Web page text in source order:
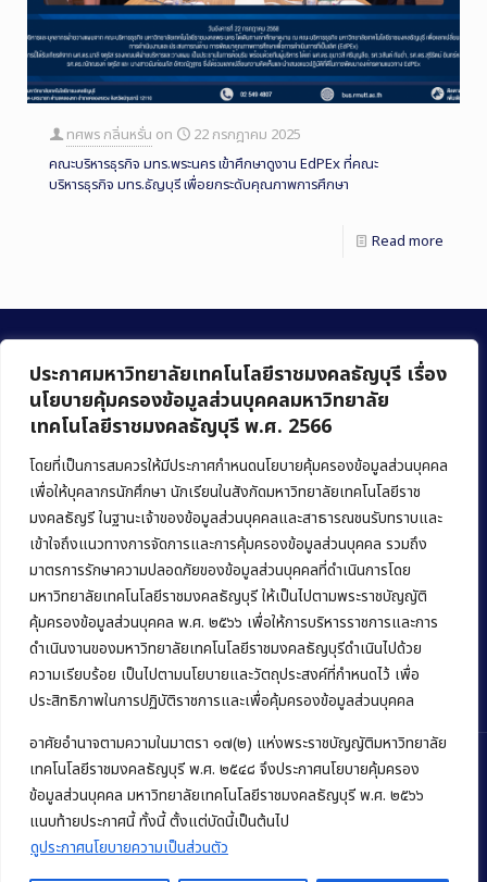
ประกาศมหาวิทยาลัยเทคโนโลยีราชมงคลธัญบุรี เรื่อง
นโยบายคุ้มครองข้อมูลส่วนบุคคลมหาวิทยาลัย
เทคโนโลยีราชมงคลธัญบุรี พ.ศ. 2566
โดยที่เป็นการสมควรให้มีประกาศกำหนดนโยบายคุ้มครองข้อมูลส่วนบุคคล
เพื่อให้บุคลากรนักศึกษา นักเรียนในสังกัดมหาวิทยาลัยเทคโนโลยีราช
มงคลธัญรี ในฐานะเจ้าของข้อมูลส่วนบุคคลและสาธารณชนรับทราบและ
เข้าใจถึงแนวทางการจัดการและการคุ้มครองข้อมูลส่วนบุคคล รวมถึง
มาตรการรักษาความปลอดภัยของข้อมูลส่วนบุคคลที่ดำเนินการโดย
มหาวิทยาลัยเทคโนโลยีราชมงคลธัญบุรี ให้เป็นไปตามพระราชบัญญัติ
คุ้มครองข้อมูลส่วนบุคคล พ.ศ. ๒๕๖๖ เพื่อให้การบริหารราชการและการ
ดำเนินงานของมหาวิทยาลัยเทคโนโลยีราชมงคลธัญบุรีดำเนินไปด้วย
ความเรียบร้อย เป็นไปตามนโยบายและวัตถุประสงค์ที่กำหนดไว้ เพื่อ
ประสิทธิภาพในการปฏิบัติราชการและเพื่อคุ้มครองข้อมูลส่วนบุคคล
อาศัยอำนาจตามความในมาตรา ๑๗(๒) แห่งพระราชบัญญัติมหาวิทยาลัย
เทคโนโลยีราชมงคลธัญบุรี พ.ศ. ๒๕๔๘ จึงประกาศนโยบายคุ้มครอง
ข้อมูลส่วนบุคคล มหาวิทยาลัยเทคโนโลยีราชมงคลธัญบุรี พ.ศ. ๒๕๖๖
แนบท้ายประกาศนี้ ทั้งนี้ ตั้งแต่บัดนี้เป็นต้นไป
ดูประกาศนโยบายความเป็นส่วนตัว
ทศพร กลิ่นหรั่น on
22 กรกฎาคม 2025
คณะบริหารธุรกิจ มทร.พระนคร เข้าศึกษาดูงาน EdPEx ที่คณะ
บริหารธุรกิจ มทร.ธัญบุรี เพื่อยกระดับคุณภาพการศึกษา
Read more
คณะบริหารธุรกิจ
มหาวิทยาลัยเทคโนโลยีราชมงคลธัญบุรี
39 หมู่ 1 ถนนรังสิต-นครนายก ตำบลคลองหก
อำเภอคลองหลวง จังหวัดปทุมธานี 12120
Phone:+66 (0) 2549 3243,+66 (0) 2549 3241
E-mail:bus@rmutt.ac.th
Copyright © 2022 คณะบริหารธุรกิจ มหาวิทยาลัยเทคโนโลยีราชมงคล
ธัญบุรี